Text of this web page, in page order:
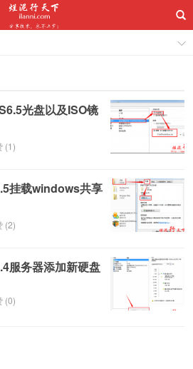
光盘以及ISO镜
(1)
挂载windows共享
(2)
服务器添加新硬盘
(0)